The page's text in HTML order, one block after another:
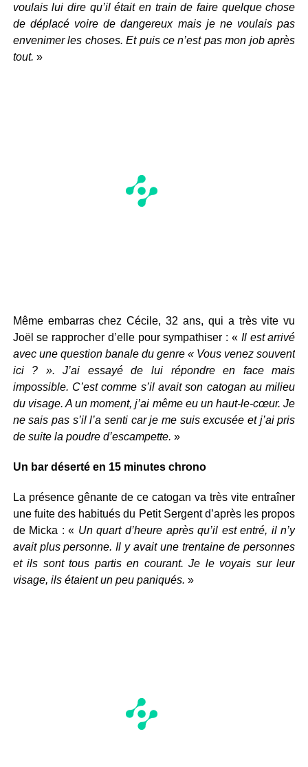
voulais lui dire qu’il était en train de faire quelque chose
de déplacé voire de dangereux mais je ne voulais pas
envenimer les choses. Et puis ce n’est pas mon job après
tout. »
Même embarras chez Cécile, 32 ans, qui a très vite vu
Joël se rapprocher d’elle pour sympathiser : « Il est arrivé
avec une question banale du genre « Vous venez souvent
ici ? ». J’ai essayé de lui répondre en face mais
impossible. C’est comme s’il avait son catogan au milieu
du visage. A un moment, j’ai même eu un haut-le-cœur. Je
ne sais pas s’il l’a senti car je me suis excusée et j’ai pris
de suite la poudre d’escampette. »
Un bar déserté en 15 minutes chrono
La présence gênante de ce catogan va très vite entraîner
une fuite des habitués du Petit Sergent d’après les propos
de Micka : « Un quart d’heure après qu’il est entré, il n’y
avait plus personne. Il y avait une trentaine de personnes
et ils sont tous partis en courant. Je le voyais sur leur
visage, ils étaient un peu paniqués. »